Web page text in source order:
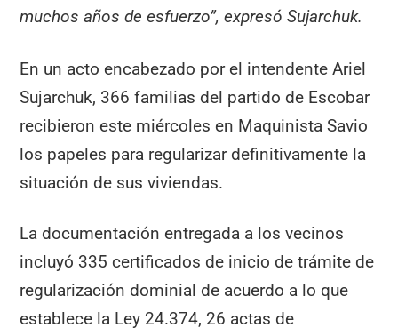
muchos años de esfuerzo”, expresó Sujarchuk.
En un acto encabezado por el intendente Ariel
Sujarchuk, 366 familias del partido de Escobar
recibieron este miércoles en Maquinista Savio
los papeles para regularizar definitivamente la
situación de sus viviendas.
La documentación entregada a los vecinos
incluyó 335 certificados de inicio de trámite de
regularización dominial de acuerdo a lo que
establece la Ley 24.374, 26 actas de